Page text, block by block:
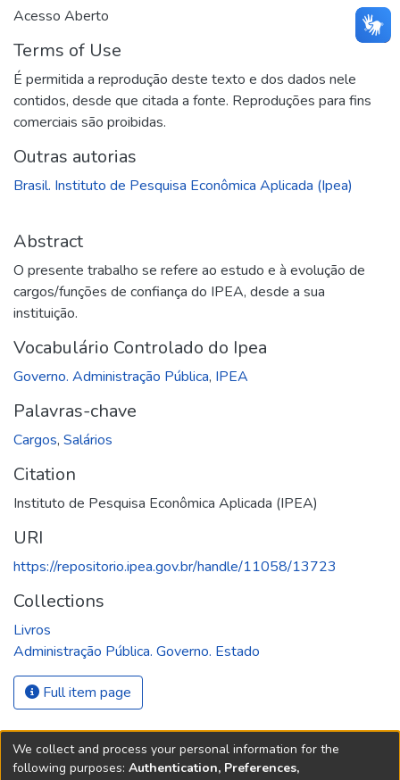
Acesso Aberto
Terms of Use
É permitida a reprodução deste texto e dos dados nele
contidos, desde que citada a fonte. Reproduções para fins
comerciais são proibidas.
Outras autorias
Brasil. Instituto de Pesquisa Econômica Aplicada (Ipea)
Abstract
O presente trabalho se refere ao estudo e à evolução de
cargos/funções de confiança do IPEA, desde a sua
instituição.
Vocabulário Controlado do Ipea
Governo. Administração Pública, IPEA
Palavras-chave
Cargos, Salários
Citation
Instituto de Pesquisa Econômica Aplicada (IPEA)
URI
https://repositorio.ipea.gov.br/handle/11058/13723
Collections
Livros
Administração Pública. Governo. Estado
Full item page
We collect and process your personal information for the
following purposes: Authentication, Preferences,